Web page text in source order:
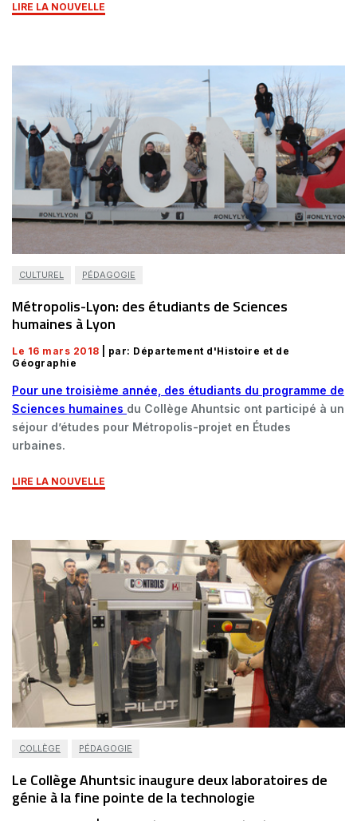
LIRE LA NOUVELLE
CULTUREL PÉDAGOGIE
Métropolis-Lyon: des étudiants de Sciences
humaines à Lyon
Le 16 mars 2018
| par: Département d'Histoire et de
Géographie
Pour une troisième année, des étudiants du programme de
Sciences humaines du Collège Ahuntsic ont participé à un
séjour d’études pour Métropolis-projet en Études
urbaines.
LIRE LA NOUVELLE
COLLÈGE PÉDAGOGIE
Le Collège Ahuntsic inaugure deux laboratoires de
génie à la fine pointe de la technologie